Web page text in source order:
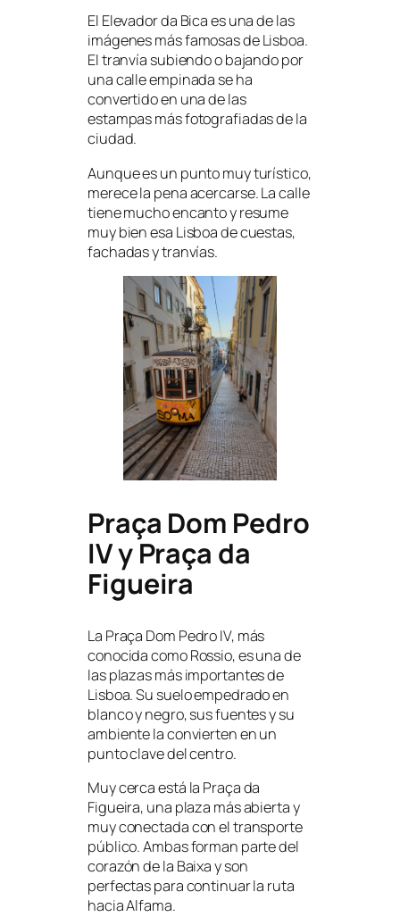
El Elevador da Bica es una de las
imágenes más famosas de Lisboa.
El tranvía subiendo o bajando por
una calle empinada se ha
convertido en una de las
estampas más fotografiadas de la
ciudad.
Aunque es un punto muy turístico,
merece la pena acercarse. La calle
tiene mucho encanto y resume
muy bien esa Lisboa de cuestas,
fachadas y tranvías.
Praça Dom Pedro
IV y Praça da
Figueira
La Praça Dom Pedro IV, más
conocida como Rossio, es una de
las plazas más importantes de
Lisboa. Su suelo empedrado en
blanco y negro, sus fuentes y su
ambiente la convierten en un
punto clave del centro.
Muy cerca está la Praça da
Figueira, una plaza más abierta y
muy conectada con el transporte
público. Ambas forman parte del
corazón de la Baixa y son
perfectas para continuar la ruta
hacia Alfama.